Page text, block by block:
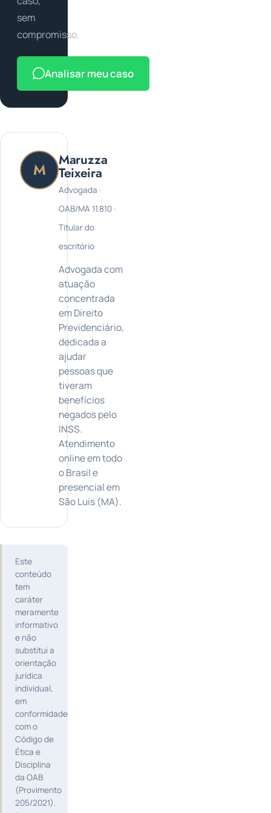
sem
compromisso.
Analisar meu caso
M Maruzza
Teixeira
Advogada ·
OAB/MA 11.810 ·
Titular do
escritório
Advogada com
atuação
concentrada
em Direito
Previdenciário,
dedicada a
ajudar
pessoas que
tiveram
benefícios
negados pelo
INSS.
Atendimento
online em todo
o Brasil e
presencial em
São Luís (MA).
Este
conteúdo
tem
caráter
meramente
informativo
e não
substitui a
orientação
jurídica
individual,
em
conformidade
com o
Código de
Ética e
Disciplina
da OAB
(Provimento
205/2021).